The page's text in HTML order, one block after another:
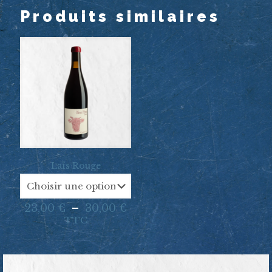
Produits similaires
Laïs Rouge
23,00 € – 30,00 € Plage
de
prix :
23,00 €
à
TTC